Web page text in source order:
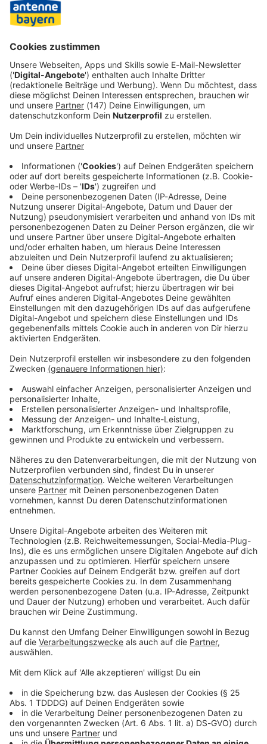
25316 Bewertungen
Immer auf dem Laufenden
bleiben!
Verpass' nichts mehr - mit unserem kostenlosen
ANTENNE BAYERN Newsletter. Ob Nachrichten,
Lifestyle oder unsere neuesten Aktionen - wir
Zum Newsletter anmelden
Du möchtest uns etwas sagen?
Studio Hotline
Kontaktformular
Sprachnachricht
DAS KÖNNTE DICH AUCH INTERESSIEREN